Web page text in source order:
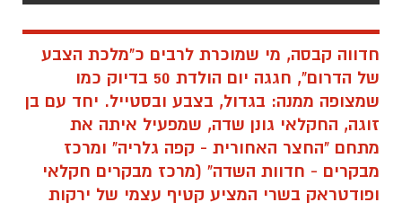
שמצופה ממנה: בגדול, בצבע ובסטייל. יחד עם בן
זוגה, החקלאי גונן שדה, שמפעיל איתה את
מתחם "החצר האחורית - קפה גלריה" ומרכז
מבקרים - חדוות השדה" (מרכז מבקרים חקלאי
ופודטראק בשרי המציע קטיף עצמי של ירקות
בוטיק, חוויה חקלאית ואוכל כפרי), שהפכו
בשנים האחרונות למקומות המדוברים והמבוקשים
באזור - הפיקה חגיגה שלא השאירה אף אורח
אדיש.